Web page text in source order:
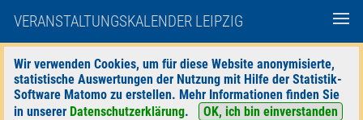
VERANSTALTUNGSKALENDER LEIPZIG
Wir verwenden Cookies, um für diese Website anonymisierte,
statistische Auswertungen der Nutzung mit Hilfe der Statistik-
Software Matomo zu erstellen. Mehr Informationen finden Sie
in unserer Datenschutzerklärung.
OK, ich bin einverstanden